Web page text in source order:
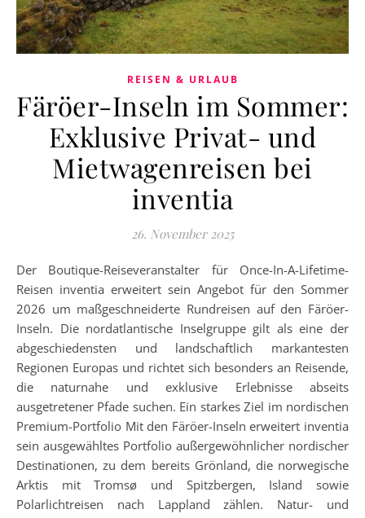
REISEN & URLAUB
Färöer-Inseln im Sommer:
Exklusive Privat- und
Mietwagenreisen bei
inventia
26. November 2025
Der Boutique-Reiseveranstalter für Once-In-A-Lifetime-
Reisen inventia erweitert sein Angebot für den Sommer
2026 um maßgeschneiderte Rundreisen auf den Färöer-
Inseln. Die nordatlantische Inselgruppe gilt als eine der
abgeschiedensten und landschaftlich markantesten
Regionen Europas und richtet sich besonders an Reisende,
die naturnahe und exklusive Erlebnisse abseits
ausgetretener Pfade suchen. Ein starkes Ziel im nordischen
Premium-Portfolio Mit den Färöer-Inseln erweitert inventia
sein ausgewähltes Portfolio außergewöhnlicher nordischer
Destinationen, zu dem bereits Grönland, die norwegische
Arktis mit Tromsø und Spitzbergen, Island sowie
Polarlichtreisen nach Lappland zählen. Natur- und